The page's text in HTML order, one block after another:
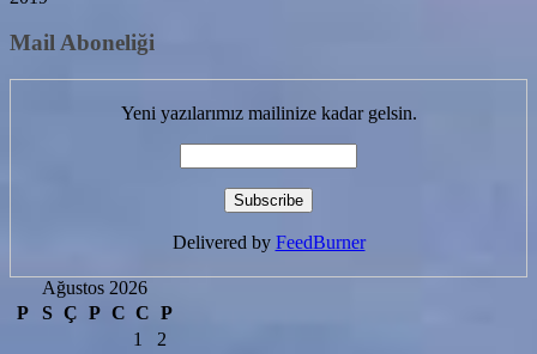
Mail Aboneliği
Yeni yazılarımız mailinize kadar gelsin.
Delivered by FeedBurner
Ağustos 2026
P
S Ç P C C P
1
2